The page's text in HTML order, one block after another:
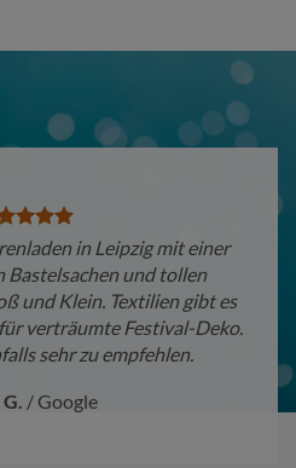
in Leipzig mit einer
Bastelsachen und tollen
und Klein. Textilien gibt es
verträumte Festival-Deko.
sehr zu empfehlen.
/ Google